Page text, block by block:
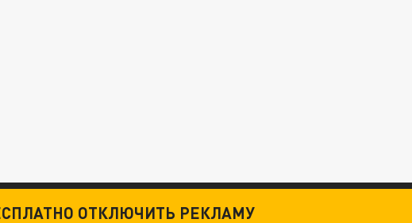
ОТКЛЮЧИТЬ РЕКЛАМУ